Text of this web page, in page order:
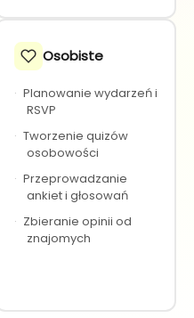
Osobiste
· Planowanie wydarzeń i
RSVP
· Tworzenie quizów
osobowości
· Przeprowadzanie
ankiet i głosowań
· Zbieranie opinii od
znajomych